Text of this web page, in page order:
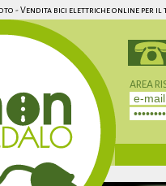
- Vendita bici elettriche online per
AREA